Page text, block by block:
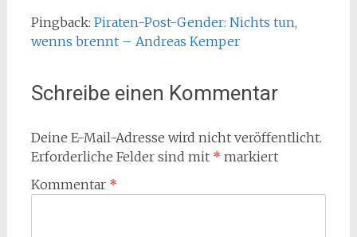
Pingback: Piraten-Post-Gender: Nichts tun,
wenns brennt – Andreas Kemper
Schreibe einen Kommentar
Deine E-Mail-Adresse wird nicht veröffentlicht.
Erforderliche Felder sind mit * markiert
Kommentar *